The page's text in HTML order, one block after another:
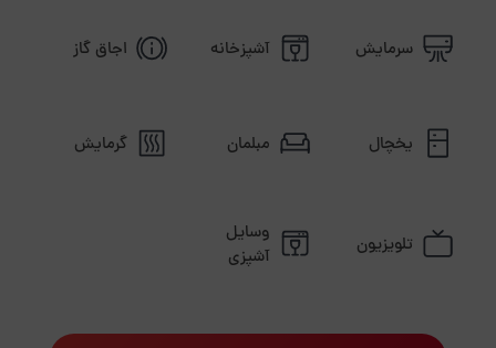
سرمایش آشپزخانه اجاق گاز
یخچال مبلمان گرمایش
تلویزیون
وسایل
آشپزی